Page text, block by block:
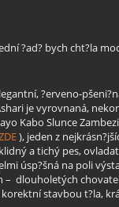
?ad? bych cht?la
?erveno-
je vyrovnaná,
Kabo Slunce
), jeden z
a tichý pes,
úsp?šná na poli
– dlouholetých
stavbou t?la,